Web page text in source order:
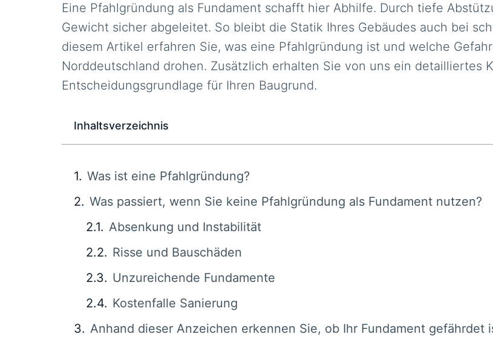
Eine Pfahlgründung als Fundament schafft hier Abhilfe. Durch tiefe
Gewicht sicher abgeleitet. So bleibt die Statik Ihres Gebäudes auch bei
diesem Artikel erfahren Sie, was eine Pfahlgründung ist und welche
Norddeutschland drohen. Zusätzlich erhalten Sie von uns ein detailliertes
Entscheidungsgrundlage für Ihren Baugrund.
Inhaltsverzeichnis
Was ist eine Pfahlgründung?
Was passiert, wenn Sie keine Pfahlgründung als Fundament nutzen?
Absenkung und Instabilität
Risse und Bauschäden
Unzureichende Fundamente
Kostenfalle Sanierung
Anhand dieser Anzeichen erkennen Sie, ob Ihr Fundament gefährdet